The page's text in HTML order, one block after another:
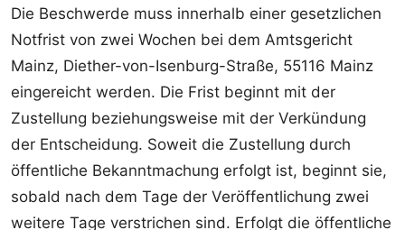
Die Beschwerde muss innerhalb einer gesetzlichen
Notfrist von zwei Wochen bei dem Amtsgericht
Mainz, Diether-von-Isenburg-Straße, 55116 Mainz
eingereicht werden. Die Frist beginnt mit der
Zustellung beziehungsweise mit der Verkündung
der Entscheidung. Soweit die Zustellung durch
öffentliche Bekanntmachung erfolgt ist, beginnt sie,
sobald nach dem Tage der Veröffentlichung zwei
weitere Tage verstrichen sind. Erfolgt die öffentliche